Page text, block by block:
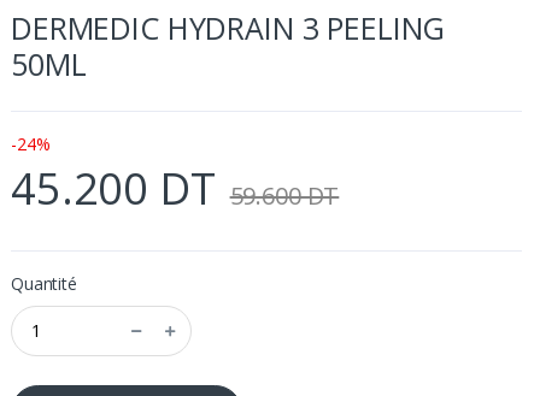
DERMEDIC HYDRAIN 3 PEELING
50ML
-24%
45.200 DT 59.600 DT
Quantité